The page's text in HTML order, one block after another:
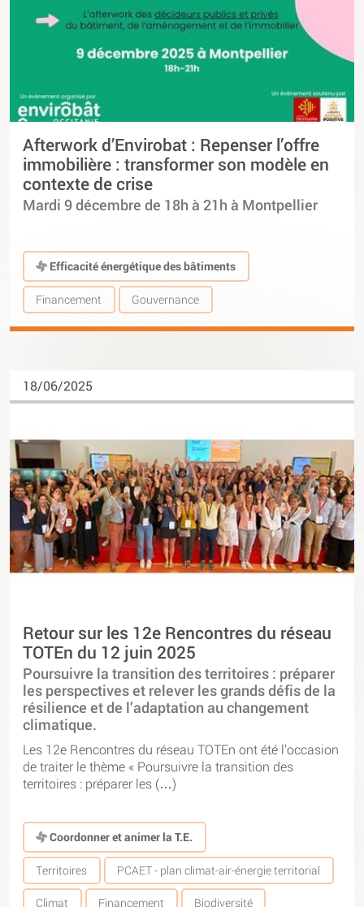
Afterwork d’Envirobat : Repenser l’offre
immobilière : transformer son modèle en
contexte de crise
Mardi 9 décembre de 18h à 21h à Montpellier
Efficacité énergétique des bâtiments
Financement Gouvernance
18/06/2025
Retour sur les 12e Rencontres du réseau
TOTEn du 12 juin 2025
Poursuivre la transition des territoires : préparer
les perspectives et relever les grands défis de la
résilience et de l’adaptation au changement
climatique.
Les 12e Rencontres du réseau TOTEn ont été l’occasion
de traiter le thème « Poursuivre la transition des
territoires : préparer les (…)
Coordonner et animer la T.E.
Territoires PCAET - plan climat-air-énergie territorial
Climat Financement Biodiversité